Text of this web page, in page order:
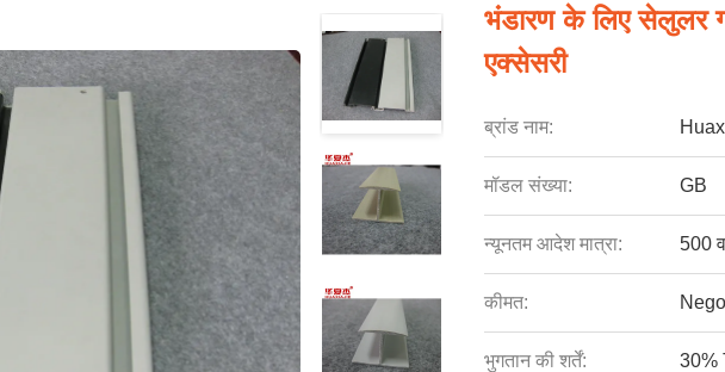
भंडारण के लिए सेलुलर
एक्सेसरी
ब्रांड नाम:
मॉडल संख्या: GB
न्यूनतम आदेश मात्रा: 500
कीमत:
भुगतान की शर्तें: 30%